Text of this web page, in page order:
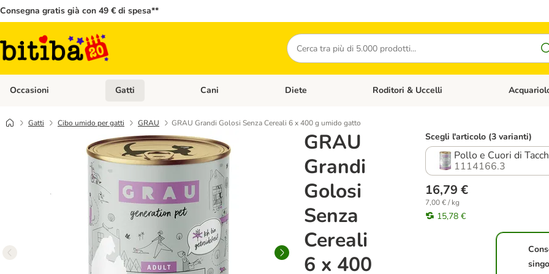
Consegna gratis già con 49 € di spesa**
Cerca
Occasioni Apri Menù Categoria: Occasioni
Gatti Apri Menù Categoria: Gatti
Cani Apri Menù Categoria: Cani
Diete Apri Menù Categoria: Diete
Roditori & Uccelli Apri Menù
Gatti Cibo umido per gatti GRAU GRAU Grandi Golosi Senza Cereali 6 x 400 g umido gatto
GRAU
Grandi
Golosi
Senza
Cereali
6 x 400
Scegli l'articolo (3 varianti)
Pollo e Cuori di
1114166.3
16,79 €
7,00 € / kg
15,78 €